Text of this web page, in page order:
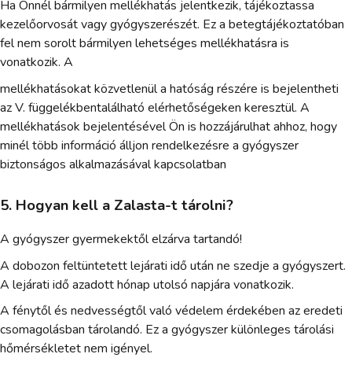
Ha Önnél bármilyen mellékhatás jelentkezik, tájékoztassa
kezelőorvosát vagy gyógyszerészét. Ez a betegtájékoztatóban
fel nem sorolt bármilyen lehetséges mellékhatásra is
vonatkozik. A
mellékhatásokat közvetlenül a hatóság részére is bejelentheti
az V. függelékbentalálható elérhetőségeken keresztül. A
mellékhatások bejelentésével Ön is hozzájárulhat ahhoz, hogy
minél több információ álljon rendelkezésre a gyógyszer
biztonságos alkalmazásával kapcsolatban
5. Hogyan kell a Zalasta-t tárolni?
A gyógyszer gyermekektől elzárva tartandó!
A dobozon feltüntetett lejárati idő után ne szedje a gyógyszert.
A lejárati idő azadott hónap utolsó napjára vonatkozik.
A fénytől és nedvességtől való védelem érdekében az eredeti
csomagolásban tárolandó. Ez a gyógyszer különleges tárolási
hőmérsékletet nem igényel.